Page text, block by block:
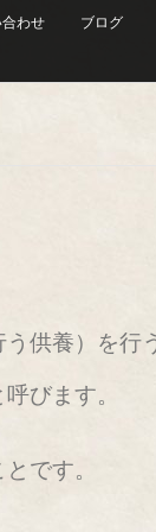
わせ ブログ
供養）を行
びます。
です。